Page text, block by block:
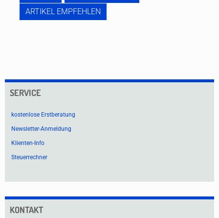
ARTIKEL EMPFEHLEN
SERVICE
kostenlose Erstberatung
Newsletter-Anmeldung
Klienten-Info
Steuerrechner
KONTAKT